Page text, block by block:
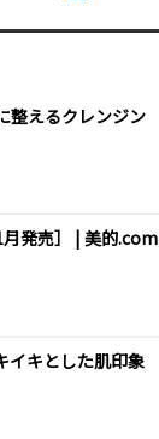
整えるクレンジン
発売］ | 美的.com
イキとした肌印象